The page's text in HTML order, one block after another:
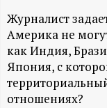
н
ф
о
Журналист
Америка не
как Индия,
Япония, с
отношениях?